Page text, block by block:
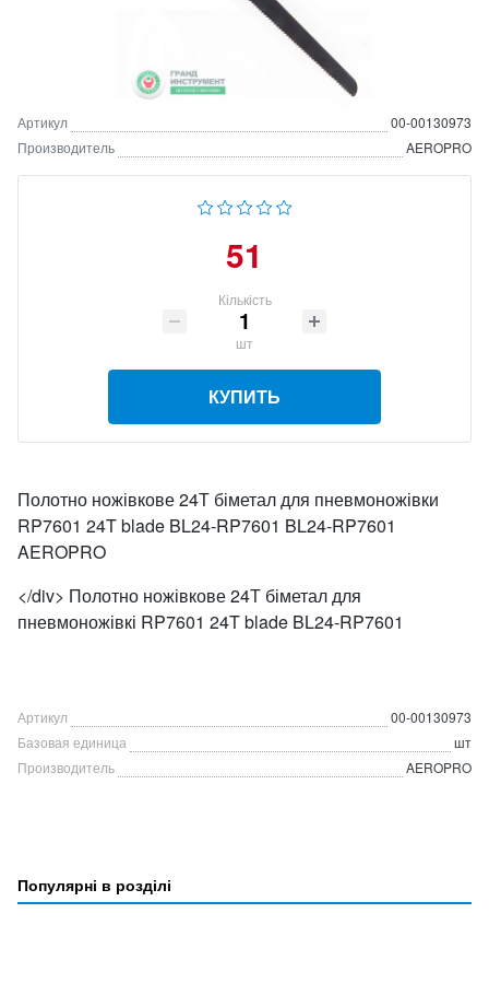
Артикул
00-00130973
Производитель
AEROPRO
51
Кількість
шт
КУПИТЬ
Полотно ножівкове 24Т біметал для пневмоножівки
RP7601 24T blade BL24-RP7601 BL24-RP7601
AEROPRO
</div> Полотно ножівкове 24Т біметал для
пневмоножівкі RP7601 24T blade BL24-RP7601
Артикул
00-00130973
Базовая единица
шт
Производитель
AEROPRO
Популярні в розділі